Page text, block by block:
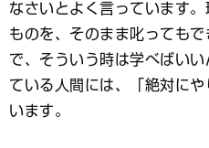
なさいとよく言っています
ものを、そのまま叱っても
で、そういう時は学べばい
ている人間には、「絶対に
います。